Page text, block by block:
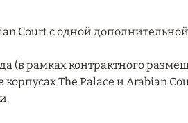
Court с одной
(в рамках контрактного
корпусах The Palace и Arabian